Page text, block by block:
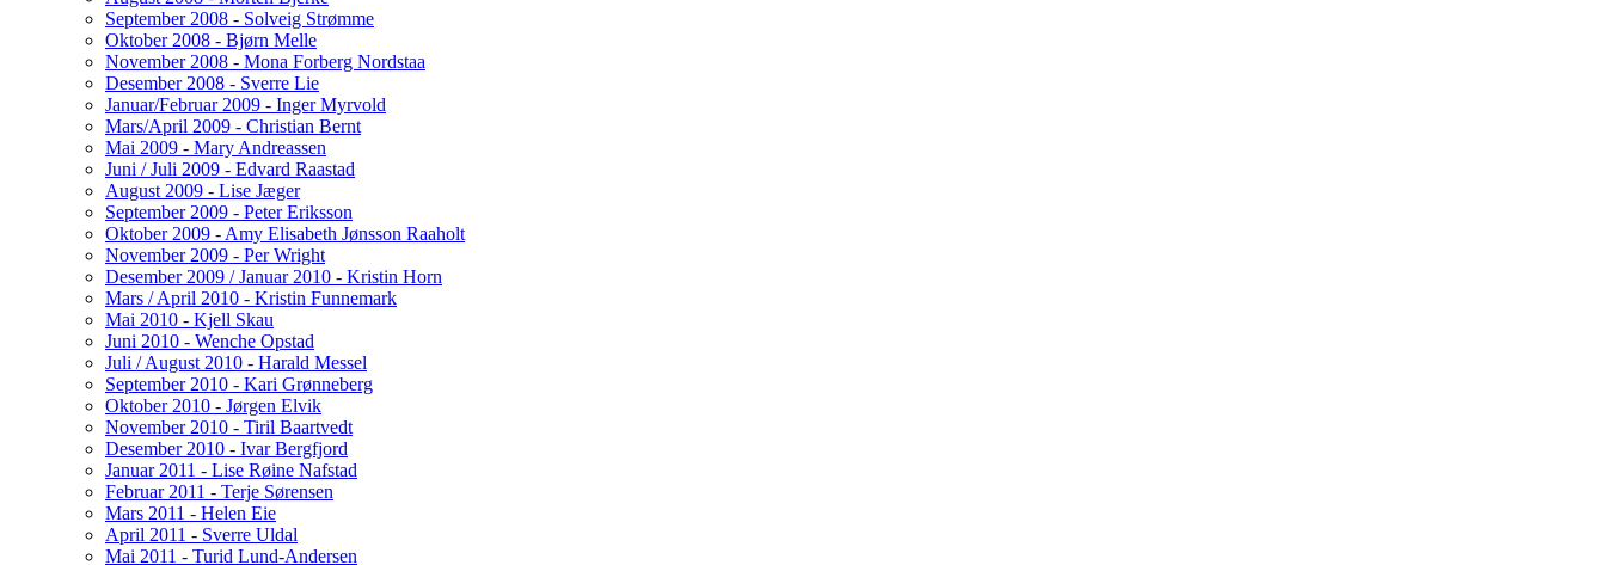
September 2008 - Solveig Strømme
Oktober 2008 - Bjørn Melle
November 2008 - Mona Forberg Nordstaa
Desember 2008 - Sverre Lie
Januar/Februar 2009 - Inger Myrvold
Mars/April 2009 - Christian Bernt
Mai 2009 - Mary Andreassen
Juni / Juli 2009 - Edvard Raastad
August 2009 - Lise Jæger
September 2009 - Peter Eriksson
Oktober 2009 - Amy Elisabeth Jønsson Raaholt
November 2009 - Per Wright
Desember 2009 / Januar 2010 - Kristin Horn
Mars / April 2010 - Kristin Funnemark
Mai 2010 - Kjell Skau
Juni 2010 - Wenche Opstad
Juli / August 2010 - Harald Messel
September 2010 - Kari Grønneberg
Oktober 2010 - Jørgen Elvik
November 2010 - Tiril Baartvedt
Desember 2010 - Ivar Bergfjord
Januar 2011 - Lise Røine Nafstad
Februar 2011 - Terje Sørensen
Mars 2011 - Helen Eie
April 2011 - Sverre Uldal
Mai 2011 - Turid Lund-Andersen